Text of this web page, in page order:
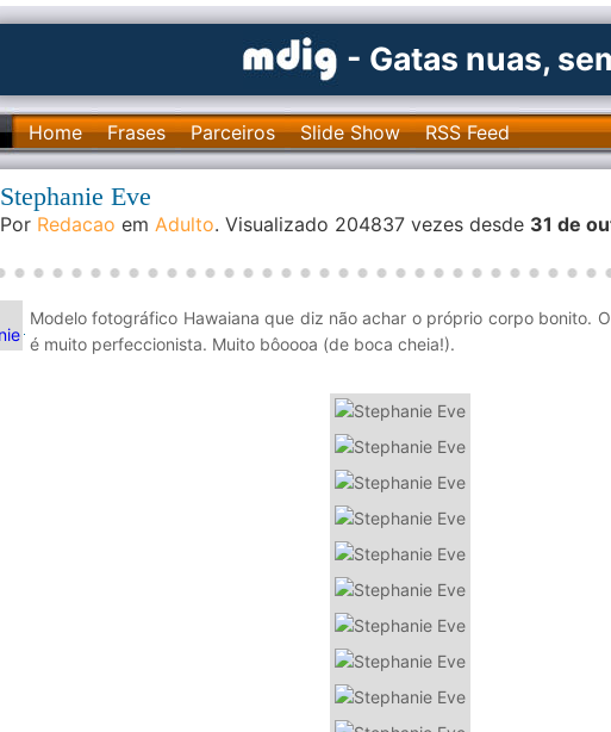
- Gatas nuas,
Home Frases Parceiros Slide Show RSS Feed
Stephanie Eve
Por Redacao em Adulto. Visualizado 204837 vezes desde 31 de
Modelo fotográfico Hawaiana que diz não achar o próprio corpo bonito.
é muito perfeccionista. Muito bôoooa (de boca cheia!).